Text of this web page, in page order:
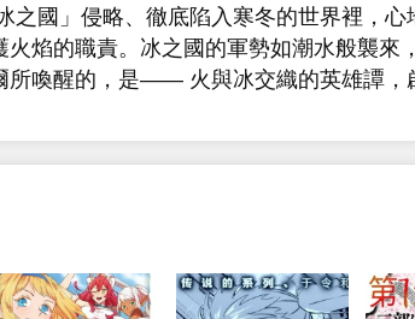
國」侵略、徹底陷入寒冬的世界裡，心
焰的職責。冰之國的軍勢如潮水般襲來
所喚醒的，是—— 火與冰交織的英雄譚，